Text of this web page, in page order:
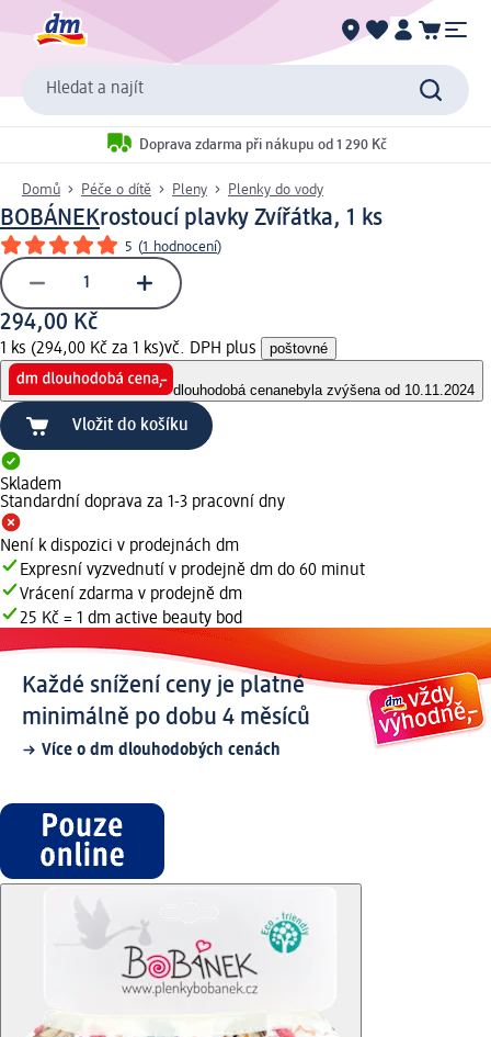
Hledat a najít
Doprava zdarma při nákupu od 1 290 Kč
Domů Péče o dítě Pleny Plenky do vody
BOBÁNEKrostoucí plavky Zvířátka, 1 ks
5 (1 hodnocení)
294,00 Kč
1 ks (294,00 Kč za 1 ks)vč. DPH plus poštovné
dlouhodobá cenanebyla zvýšena od 10.11.2024
Vložit do košíku
Skladem
Standardní doprava za 1-3 pracovní dny
Není k dispozici v prodejnách dm
Expresní vyzvednutí v prodejně dm do 60 minut
Vrácení zdarma v prodejně dm
25 Kč = 1 dm active beauty bod
Každé snížení ceny je platné
minimálně po dobu 4 měsíců
Více o dm dlouhodobých cenách